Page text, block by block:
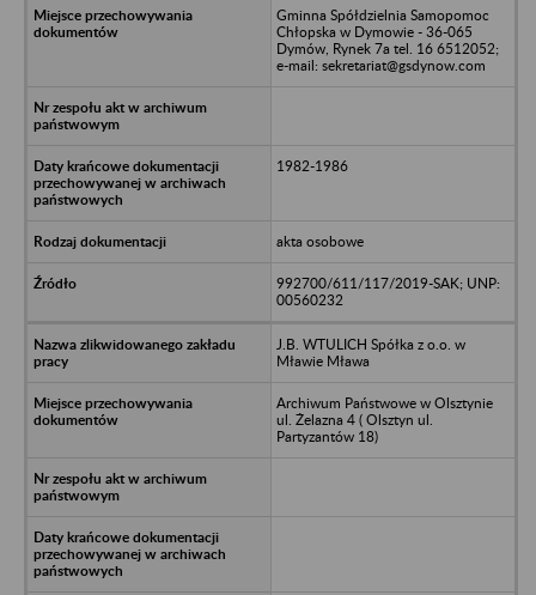
Gminna Spółdzielnia Samopomoc
Chłopska w Dymowie - 36-065
Dymów, Rynek 7a tel. 16 6512052;
e-mail: sekretariat@gsdynow.com
1982-1986
akta osobowe
992700/611/117/2019-SAK; UNP:
00560232
J.B. WTULICH Spółka z o.o. w
Mławie Mława
Archiwum Państwowe w Olsztynie
ul. Żelazna 4 ( Olsztyn ul.
Partyzantów 18)